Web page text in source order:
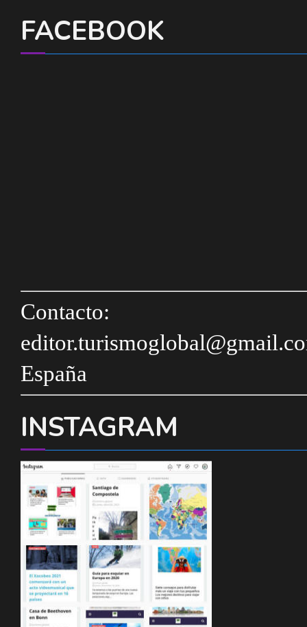
FACEBOOK
Contacto:
España
INSTAGRAM